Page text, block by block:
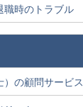
職時のトラブル
の顧問サービス